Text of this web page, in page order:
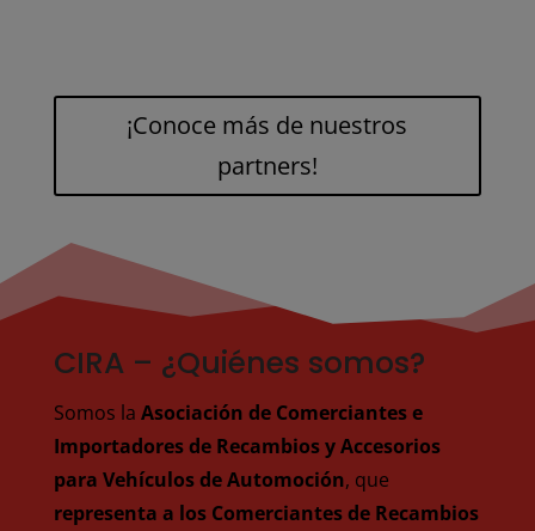
¡Conoce más de nuestros
partners!
CIRA – ¿Quiénes somos?
Somos la Asociación de Comerciantes e
Importadores de Recambios y Accesorios
para Vehículos de Automoción, que
representa a los Comerciantes de Recambios